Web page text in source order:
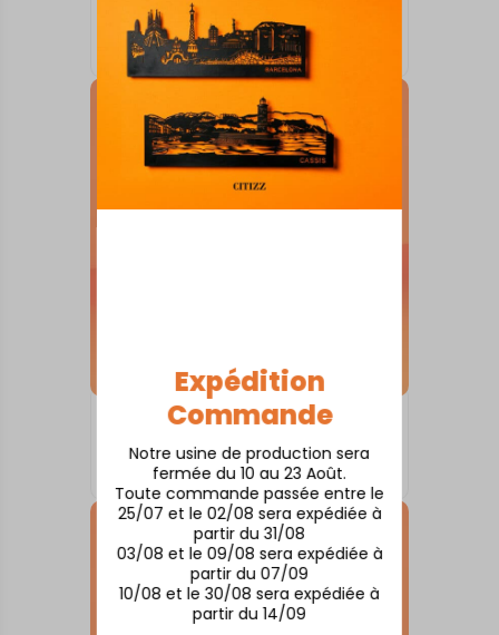
Expédition
Commande
Notre usine de production sera
fermée du 10 au 23 Août.
Toute commande passée entre le
25/07 et le 02/08 sera expédiée à
partir du 31/08
03/08 et le 09/08 sera expédiée à
partir du 07/09
10/08 et le 30/08 sera expédiée à
partir du 14/09
Audierne
À partir de80,00€
SKYLINE SUR SOCLE
Anduze
À partir de80,00€